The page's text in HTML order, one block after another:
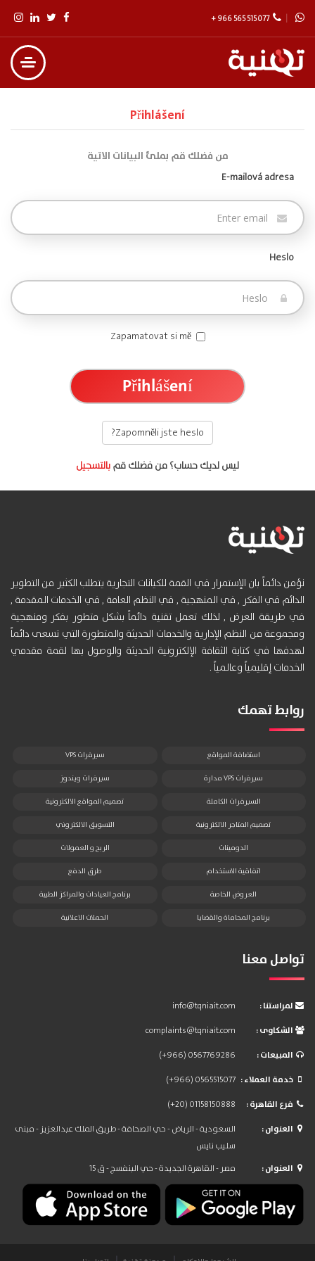
+ 966 565 515 077
Přihlášení
من فضلك قم بملئ البيانات الاتية
E-mailová adresa
Heslo
Zapamatovat si mě
Zapomněli jste heslo?
ليس لديك حساب؟ من فضلك قمبالتسجيل
نؤمن دائماً بان الإستمرار في القمة للكيانات التجارية يتطلب الكثير من التطوير
الدائم في الفكر , في المنهجية , في النظم العامة , في الخدمات المقدمة ,
في طريقة العرض , لذلك تعمل تقنية دائماً بشكل متطور بفكر ومنهجية
ومجموعة من النظم الإدارية والخدمات الحديثة والمتطورة التي تسعى دائماً
لهدفها في كتابة الثقافة الإلكترونية الحديثة والوصول بها لقمة مقدمي
الخدمات إقليمياً وعالمياً .
روابط تهمك
استضافة المواقع سيرفرات VPS
سيرفرات VPS مدارة سيرفرات ويندوز
السيرفرات الكاملة تصميم المواقع الالكترونية
تصميم المتاجر الالكترونية التسويق الالكتروني
الدومينات الربح و العمولات
اتفاقية الاستخدام طرق الدفع
العروض الخاصة برنامج العيادات والمراكز الطبية
برنامج المحاماة والقضايا الحملات الاعلانية
تواصل معنا
: لمراستنا
info@tqniait.com
: الشكاوى
complaints@tqniait.com
: المبيعات
(+966) 0567769286
: خدمة العملاء
(+966) 0565515077
: فرع القاهرة
(+20) 01158150888
: العنوان
السعودية - الرياض - حي الصحافة - طريق الملك عبدالعزيز - مبنى
سليب نايس
: العنوان
مصر - القاهرة الجديدة - حي البنفسج - ق 15